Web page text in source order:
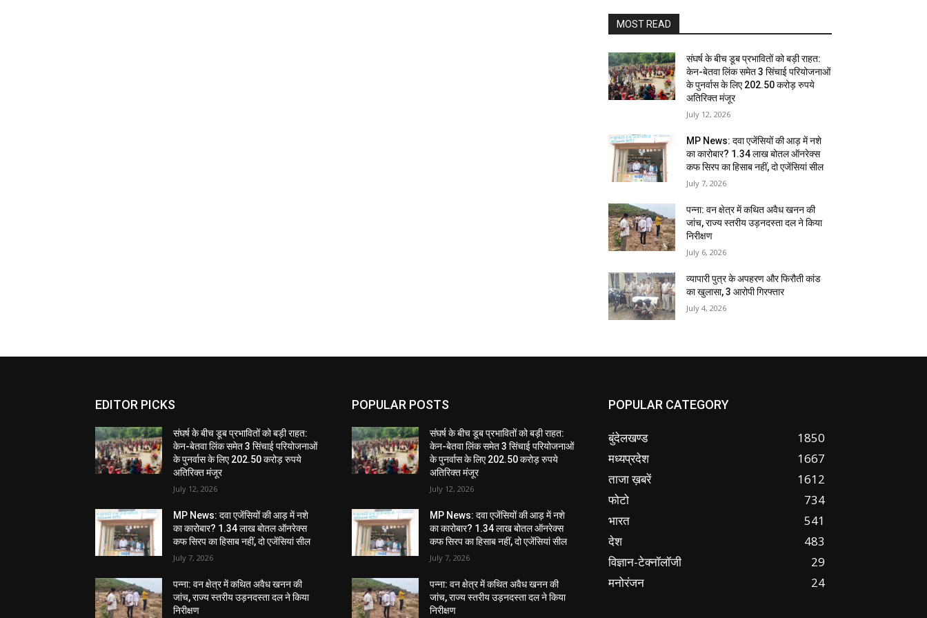
MOST READ
संघर्ष के बीच डूब प्रभावितों को बड़ी राहत:
केन-बेतवा लिंक समेत 3 सिंचाई परियोजनाओं
के पुनर्वास के लिए 202.50 करोड़ रुपये
अतिरिक्त मंजूर
July 12, 2026
MP News: दवा एजेंसियों की आड़ में नशे
का कारोबार? 1.34 लाख बोतल ऑनरेक्स
कफ सिरप का हिसाब नहीं, दो एजेंसियां सील
July 7, 2026
पन्ना: वन क्षेत्र में कथित अवैध खनन की
जांच, राज्य स्तरीय उड़नदस्ता दल ने किया
निरीक्षण
July 6, 2026
व्यापारी पुत्र के अपहरण और फिरौती कांड
का खुलासा, 3 आरोपी गिरफ्तार
July 4, 2026
EDITOR PICKS
संघर्ष के बीच डूब प्रभावितों को बड़ी राहत:
केन-बेतवा लिंक समेत 3 सिंचाई परियोजनाओं
के पुनर्वास के लिए 202.50 करोड़ रुपये
अतिरिक्त मंजूर
July 12, 2026
MP News: दवा एजेंसियों की आड़ में नशे
का कारोबार? 1.34 लाख बोतल ऑनरेक्स
कफ सिरप का हिसाब नहीं, दो एजेंसियां सील
July 7, 2026
पन्ना: वन क्षेत्र में कथित अवैध खनन की
जांच, राज्य स्तरीय उड़नदस्ता दल ने किया
निरीक्षण
POPULAR POSTS
संघर्ष के बीच डूब प्रभावितों को बड़ी राहत:
केन-बेतवा लिंक समेत 3 सिंचाई परियोजनाओं
के पुनर्वास के लिए 202.50 करोड़ रुपये
अतिरिक्त मंजूर
July 12, 2026
MP News: दवा एजेंसियों की आड़ में नशे
का कारोबार? 1.34 लाख बोतल ऑनरेक्स
कफ सिरप का हिसाब नहीं, दो एजेंसियां सील
July 7, 2026
पन्ना: वन क्षेत्र में कथित अवैध खनन की
जांच, राज्य स्तरीय उड़नदस्ता दल ने किया
निरीक्षण
POPULAR CATEGORY
बुंदेलखण्ड
1850
मध्यप्रदेश
1667
ताजा ख़बरें
1612
फोटो
734
भारत
541
देश
483
विज्ञान-टेक्नॉलॉजी
29
मनोरंजन
24